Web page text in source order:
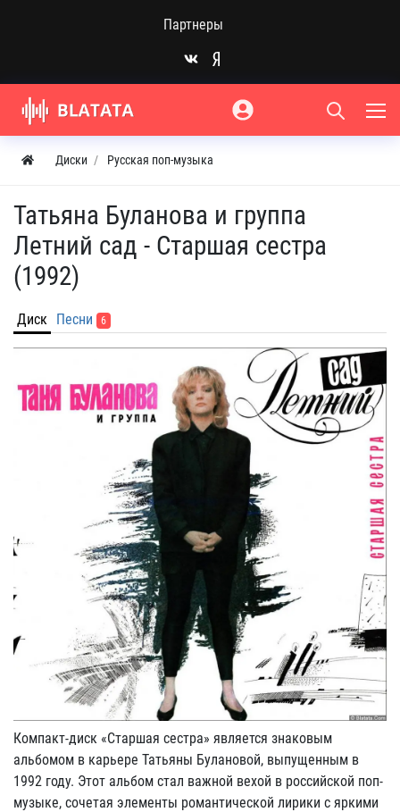
Партнеры
Диски Русская поп-музыка
Татьяна Буланова и группа
Летний сад - Старшая сестра
(1992)
Диск Песни 6
Компакт-диск «Старшая сестра» является знаковым
альбомом в карьере Татьяны Булановой, выпущенным в
1992 году. Этот альбом стал важной вехой в российской поп-
музыке, сочетая элементы романтической лирики с яркими